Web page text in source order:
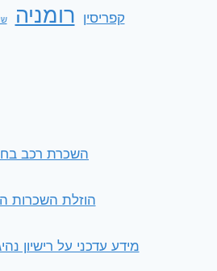
קפריסין רומניה
השכרת רכב
הוזלת השכרות
מידע עדכני על רישיון